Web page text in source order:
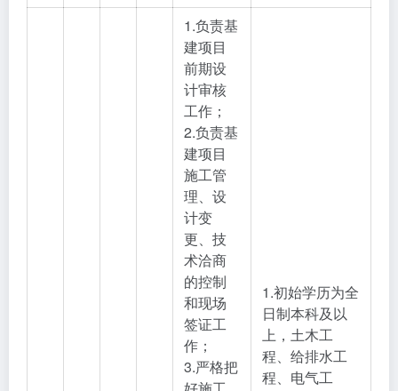
1.负责基
建项目
前期设
计审核
工作；
2.负责基
建项目
施工管
理、设
计变
更、技
术洽商
的控制
和现场
签证工
作；
3.严格把
1.初始学历为全
日制本科及以
上，土木工
程、给排水工
程、电气工